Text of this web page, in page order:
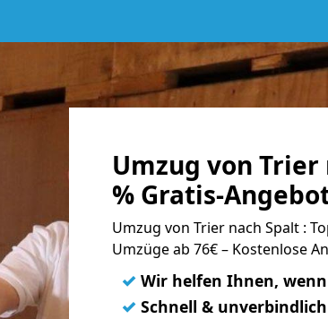
Umzug von
% Gratis-
Umzug von Trier nach Spalt :
Umzüge ab 76€ – Kostenlose
✓ Wir helfen Ihnen,
✓ Schnell &